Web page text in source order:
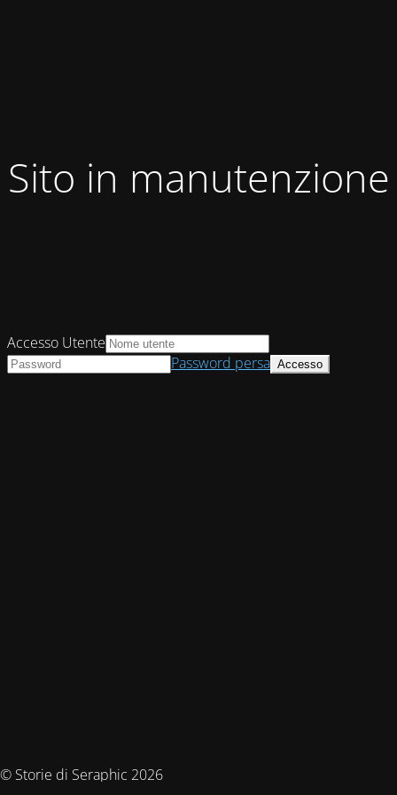
Sito in manutenzione
© Storie di Seraphic 2026
Accesso Utente
Password persa